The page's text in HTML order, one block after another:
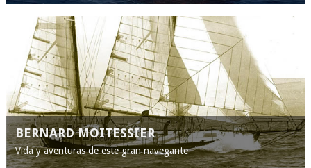
BERNARD MOITESSIER
Vida y aventuras de este gran navegante